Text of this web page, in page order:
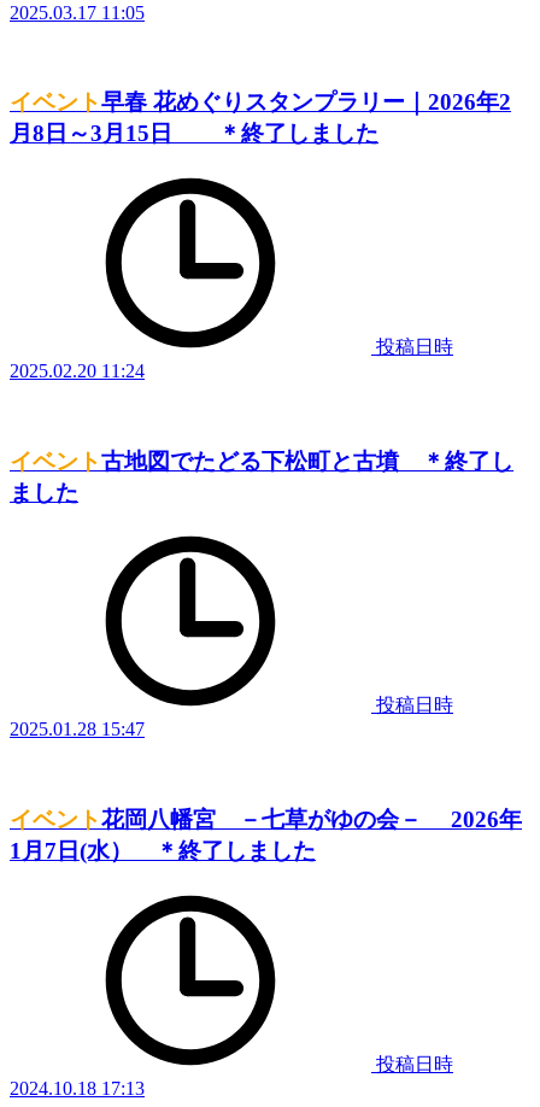
2025.03.17 11:05
イベント早春 花めぐりスタンプラリー｜2026年2
月8日～3月15日 ＊終了しました
投稿日時
2025.02.20 11:24
イベント古地図でたどる下松町と古墳 ＊終了し
ました
投稿日時
2025.01.28 15:47
イベント花岡八幡宮 －七草がゆの会－ 2026年
1月7日(水） ＊終了しました
投稿日時
2024.10.18 17:13